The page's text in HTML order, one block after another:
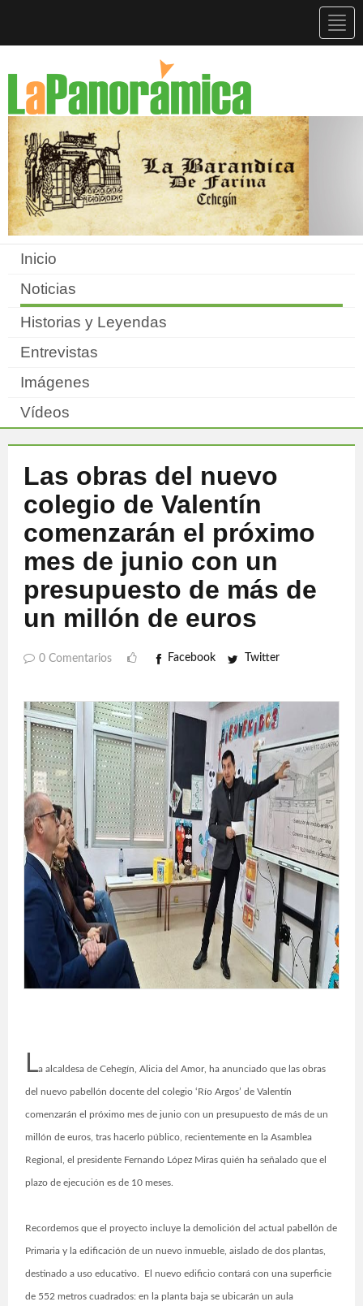
Inicio
Noticias
Historias y Leyendas
Entrevistas
Imágenes
Vídeos
Las obras del nuevo
colegio de Valentín
comenzarán el próximo
mes de junio con un
presupuesto de más de
un millón de euros
0 Comentarios Facebook Twitter
La alcaldesa de Cehegín, Alicia del Amor, ha anunciado que las obras
del nuevo pabellón docente del colegio ‘Río Argos’ de Valentín
comenzarán el próximo mes de junio con un presupuesto de más de un
millón de euros, tras hacerlo público, recientemente en la Asamblea
Regional, el presidente Fernando López Miras quién ha señalado que el
plazo de ejecución es de 10 meses.
Recordemos que el proyecto incluye la demolición del actual pabellón de
Primaria y la edificación de un nuevo inmueble, aislado de dos plantas,
destinado a uso educativo. El nuevo edificio contará con una superficie
de 552 metros cuadrados: en la planta baja se ubicarán un aula